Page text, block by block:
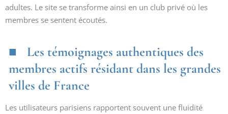
adultes. Le site se transforme ainsi en un club privé où les
membres se sentent écoutés.
Les témoignages authentiques des
membres actifs résidant dans les grandes
villes de France
Les utilisateurs parisiens rapportent souvent une fluidité